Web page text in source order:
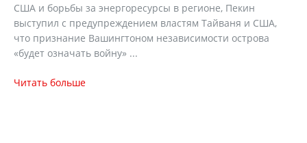
США и борьбы за энергоресурсы в регионе, Пекин
выступил с предупреждением властям Тайваня и США,
что признание Вашингтоном независимости острова
«будет означать войну» ...
Читать больше